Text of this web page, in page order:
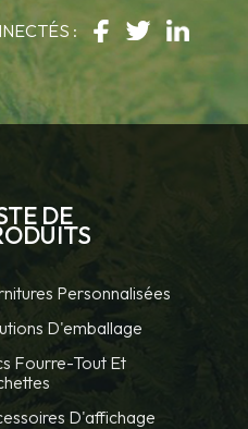
:
DE
Personnalisées
D'emballage
Fourre-Tout Et
D'affichage